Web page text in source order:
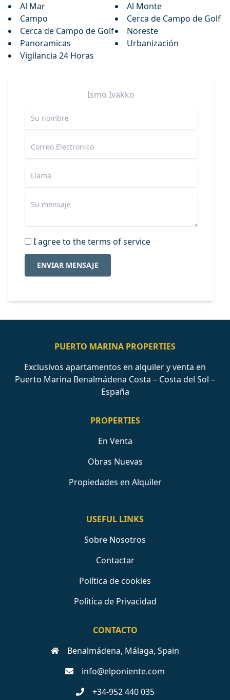
Al Mar
Al Monte
Campo
Cerca de Campo de Golf
Cerca de Campo de Golf
Noreste
Panoramicas
Urbanización
Vigilancia 24 Horas
Ismo Ivakko
I agree to the terms of service
ENVIAR MENSAJE
PUERTO MARINA PROPERTIES
Exclusivos apartamentos en alquiler y venta en
Puerto Marina Benalmádena Costa – Costa del Sol –
España
PROPERTIES
En Venta
Obras Nuevas
Propiedades en Alquiler
USEFUL LINKS
Sobre Nosotros
Contactar
Política de cookies
Política de Privacidad
CONTACTO
Benalmádena, Málaga, Spain
info@elponiente.com
+34-952 440 035